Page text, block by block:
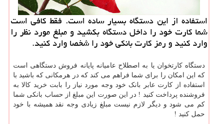
استفاده از این دستگاه بسیار ساده است. فقط كافی است
شما كارت خود را داخل دستگاه بكشید و مبلغ مورد نظر را
وارد كنید و رمز كارت بانكی خود را شخصا وارد كنید.
دستگاه کارتخوان یا به اصطلاح عامیانه پایانه فروش دستگاهی است
که این امکان را برای شما فراهم می کند که در هرمکانی که باشید با
استفاده از کارت عابر بانک خود وجه مورد نیاز را بابت خرید کالا به
فروشنده پرداخت کنید ! در این صورت این مبلغ از حساب بانکی شما
کم می شود و دیگر لازم نیست مبلغ زیادی وجه نقد همیشه با خود
حمل کنید !